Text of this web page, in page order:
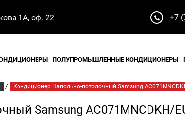
1А, оф. 22 +7
ПОЛУПРОМЫШЛЕННЫЕ КОНДИЦИОНЕРЫ
/ Кондиционер Напольно-потолочный Samsung
Samsung AC071MNCDKH/